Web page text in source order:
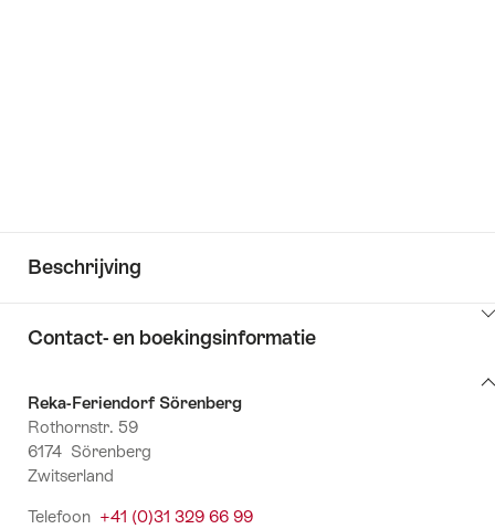
Beschrijving
hier
inhoud
naar
informatie
weer
te
geven
Contact- en boekingsinformatie
Contact-
en
boekingsinformatie
Reka-Feriendorf Sörenberg
Rothornstr. 59
6174 Sörenberg
Zwitserland
Telefoon +41 (0)31 329 66 99